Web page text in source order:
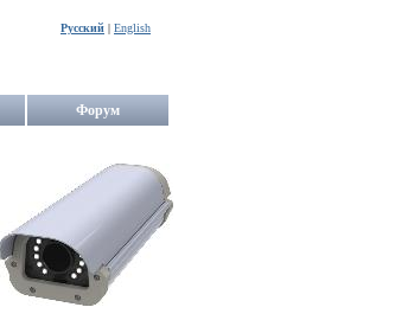
Русский | English
Форум